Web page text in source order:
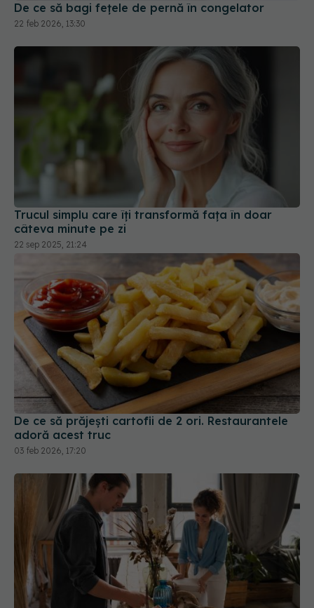
De ce să bagi fețele de pernă în congelator
22 feb 2026, 13:30
Trucul simplu care îți transformă fața în doar
câteva minute pe zi
22 sep 2025, 21:24
De ce să prăjești cartofii de 2 ori. Restaurantele
adoră acest truc
03 feb 2026, 17:20